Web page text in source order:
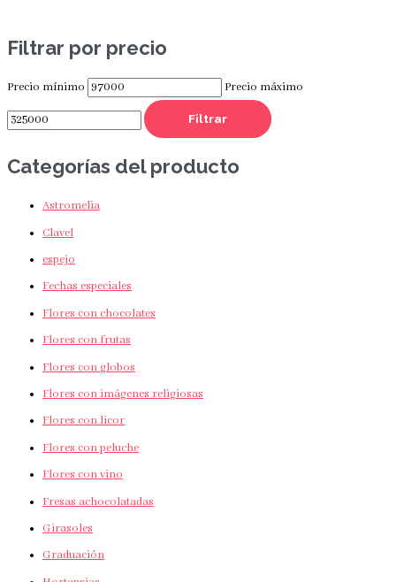
Filtrar por precio
Precio mínimo Precio máximo
Filtrar
Categorías del producto
Astromelia
Clavel
espejo
Fechas especiales
Flores con chocolates
Flores con frutas
Flores con globos
Flores con imágenes religiosas
Flores con licor
Flores con peluche
Flores con vino
Fresas achocolatadas
Girasoles
Graduación